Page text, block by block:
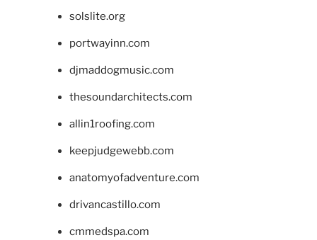
solslite.org
portwayinn.com
djmaddogmusic.com
thesoundarchitects.com
allin1roofing.com
keepjudgewebb.com
anatomyofadventure.com
drivancastillo.com
cmmedspa.com